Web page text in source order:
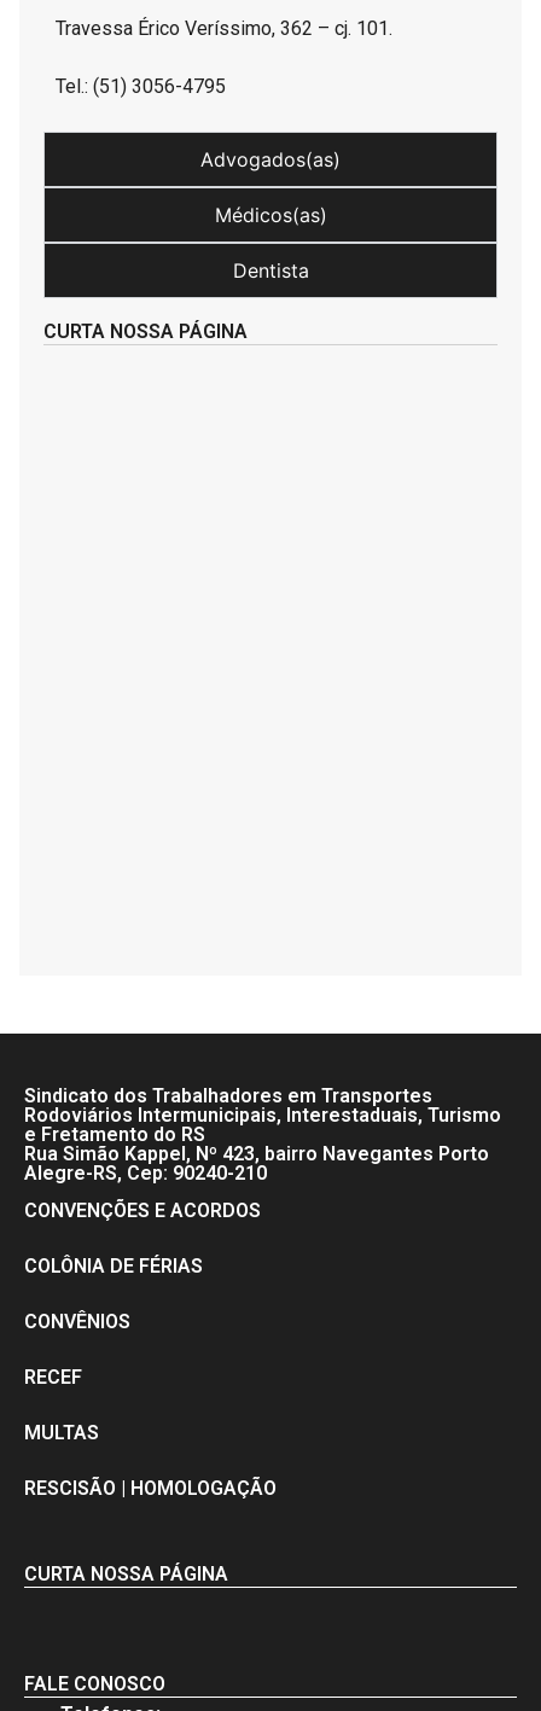
Travessa Érico Veríssimo, 362 – cj. 101.
Tel.: (51) 3056-4795
Advogados(as)
Médicos(as)
Dentista
CURTA NOSSA PÁGINA
Sindicato dos Trabalhadores em Transportes
Rodoviários Intermunicipais, Interestaduais, Turismo
e Fretamento do RS
Rua Simão Kappel, Nº 423, bairro Navegantes Porto
Alegre-RS, Cep: 90240-210
CONVENÇÕES E ACORDOS
COLÔNIA DE FÉRIAS
CONVÊNIOS
RECEF
MULTAS
RESCISÃO | HOMOLOGAÇÃO
CURTA NOSSA PÁGINA
FALE CONOSCO